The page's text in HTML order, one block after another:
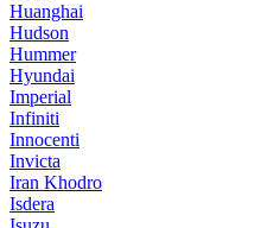
Huanghai
Hudson
Hummer
Hyundai
Imperial
Infiniti
Innocenti
Invicta
Iran Khodro
Isdera